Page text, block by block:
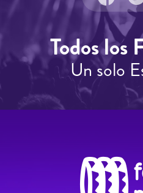
Todos los
Un solo